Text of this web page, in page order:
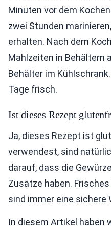
Minuten vor dem
zwei Stunden
erhalten. Nach dem
Mahlzeiten in Behältern
Behälter im
Tage frisch.
Ist dieses Rezept
Ja, dieses Rezept ist
verwendest, sind
darauf, dass die
Zusätze haben.
sind immer eine sichere
In diesem Artikel haben